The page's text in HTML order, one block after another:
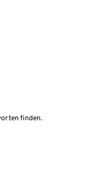
finden.